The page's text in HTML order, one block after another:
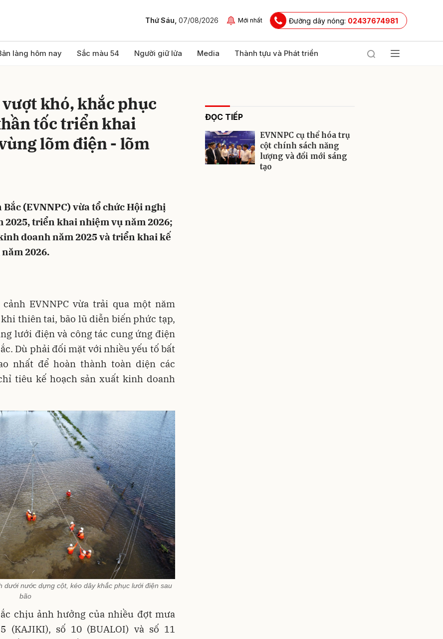
Thứ Sáu, 07/08/2026 Mới nhất Đường dây nóng: 02437674981
làng hôm nay Sắc màu 54 Người giữ lửa Media Thành tựu và Phát triển
vượt khó, khắc phục
tốc triển khai
lõm điện - lõm
(EVNNPC) vừa tổ chức Hội nghị
2025, triển khai nhiệm vụ năm 2026;
doanh năm 2025 và triển khai kế
2026.
EVNNPC vừa trải qua một năm
thiên tai, bão lũ diễn biến phức tạp,
lưới điện và công tác cung ứng điện
Dù phải đối mặt với nhiều yếu tố bất
nhất để hoàn thành toàn diện các
tiêu kế hoạch sản xuất kinh doanh
dưới nước dựng cột, kéo dây khắc phục lưới điện sau
bão
chịu ảnh hưởng của nhiều đợt mưa
(KAJIKI), số 10 (BUALOI) và số 11
ĐỌC TIẾP
EVNNPC cụ thể hóa trụ
cột chính sách năng
lượng và đổi mới sáng
tạo
luận
Gửi